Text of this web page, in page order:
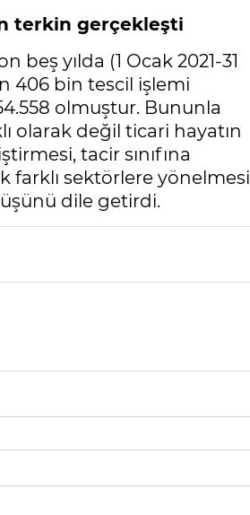
terkin gerçekleşti
beş yılda (1 Ocak 2021-31
406 bin tescil işlemi
olmuştur. Bununla
olarak değil ticari hayatın
tacir sınıfına
farklı sektörlere yönelmesi
dile getirdi.